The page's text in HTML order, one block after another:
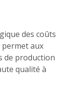
des coûts
permet aux
de production
qualité à